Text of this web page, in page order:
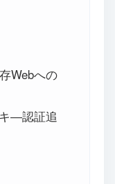
Webへの
―認証追